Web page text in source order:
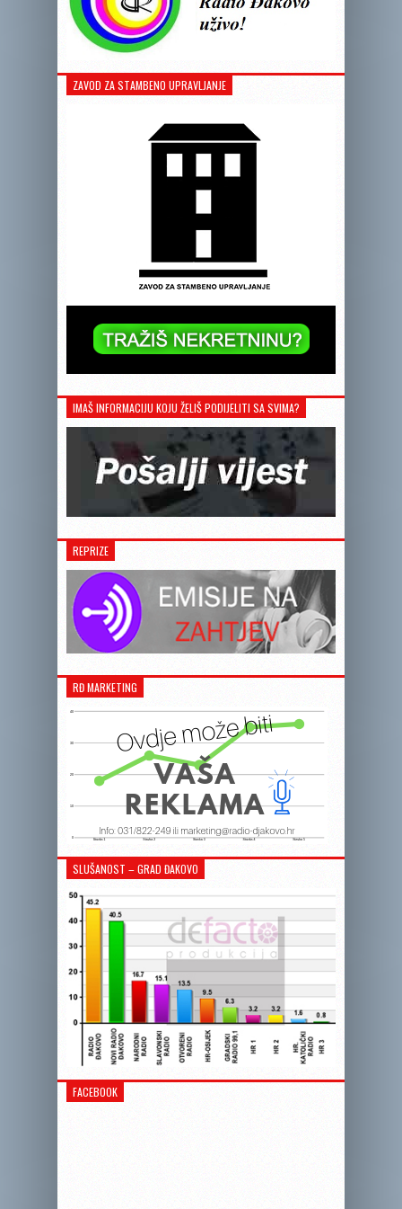
ZAVOD ZA STAMBENO UPRAVLJANJE
IMAŠ INFORMACIJU KOJU ŽELIŠ PODIJELITI SA SVIMA?
REPRIZE
RĐ MARKETING
SLUŠANOST – GRAD ĐAKOVO
FACEBOOK